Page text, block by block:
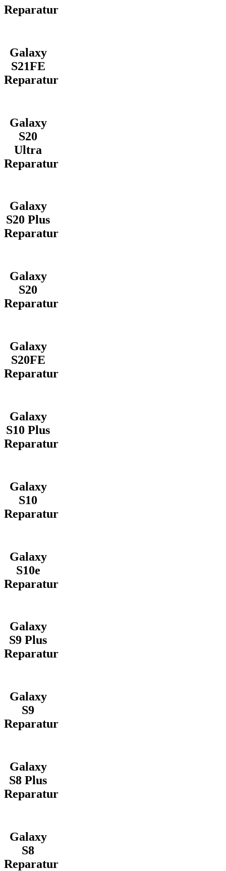
Reparatur
Galaxy
S21FE
Reparatur
Galaxy
S20
Ultra
Reparatur
Galaxy
S20 Plus
Reparatur
Galaxy
S20
Reparatur
Galaxy
S20FE
Reparatur
Galaxy
S10 Plus
Reparatur
Galaxy
S10
Reparatur
Galaxy
S10e
Reparatur
Galaxy
S9 Plus
Reparatur
Galaxy
S9
Reparatur
Galaxy
S8 Plus
Reparatur
Galaxy
S8
Reparatur